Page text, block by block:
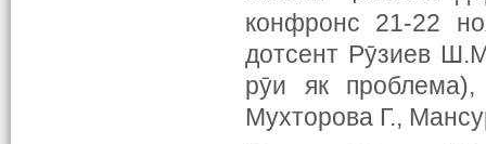
конфронс 21-22
дотсент Рӯзиев
рӯи як
Мухторова Г.,